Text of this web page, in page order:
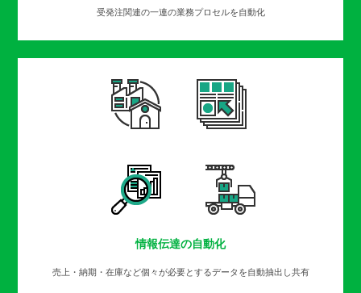
受発注関連の一連の業務プロセルを自動化
情報伝達の自動化
売上・納期・在庫など個々が必要とするデータを自動抽出し共有